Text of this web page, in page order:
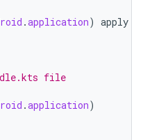
.application) apply
file
.application)